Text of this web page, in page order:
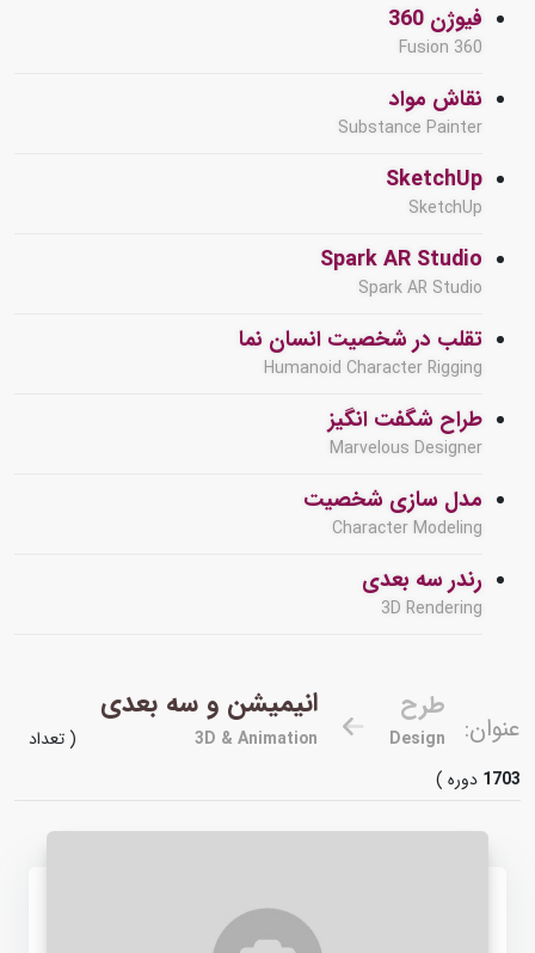
فیوژن 360
Fusion 360
نقاش مواد
Substance Painter
SketchUp
SketchUp
Spark AR Studio
Spark AR Studio
تقلب در شخصیت انسان نما
Humanoid Character Rigging
طراح شگفت انگیز
Marvelous Designer
مدل سازی شخصیت
Character Modeling
رندر سه بعدی
3D Rendering
عنوان:
طرح
Design
انیمیشن و سه بعدی
3D & Animation
( تعداد
1703 دوره )